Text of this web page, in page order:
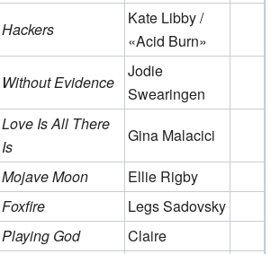
Hackers
Kate Libby /
«Acid Burn»
Without Evidence
Jodie
Swearingen
Love Is All There
Is
Gina Malacici
Mojave Moon
Ellie Rigby
Foxfire
Legs Sadovsky
Playing God Claire